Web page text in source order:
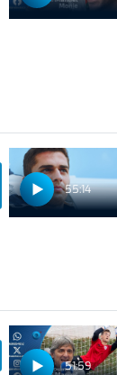
55:14
51:59